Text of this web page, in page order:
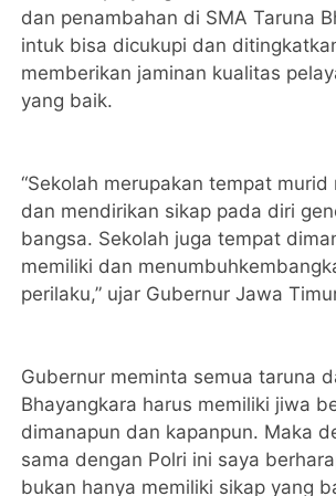
dan penambahan di SMA Taruna
intuk bisa dicukupi dan
memberikan jaminan kualitas
yang baik.
“Sekolah merupakan tempat
dan mendirikan sikap pada diri
bangsa. Sekolah juga tempat
memiliki dan
perilaku,” ujar Gubernur Jawa
Gubernur meminta semua taruna
Bhayangkara harus memiliki jiwa
dimanapun dan kapanpun. Maka
sama dengan Polri ini saya
bukan hanya memiliki sikap yang